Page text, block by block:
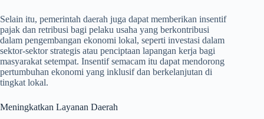
Selain itu, pemerintah daerah juga dapat memberikan insentif
pajak dan retribusi bagi pelaku usaha yang berkontribusi
dalam pengembangan ekonomi lokal, seperti investasi dalam
sektor-sektor strategis atau penciptaan lapangan kerja bagi
masyarakat setempat. Insentif semacam itu dapat mendorong
pertumbuhan ekonomi yang inklusif dan berkelanjutan di
tingkat lokal.
Meningkatkan Layanan Daerah